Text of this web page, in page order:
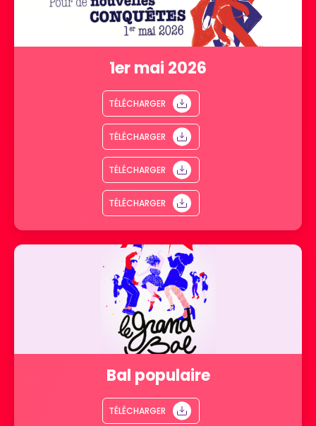
1er mai 2026
TÉLÉCHARGER
TÉLÉCHARGER
TÉLÉCHARGER
TÉLÉCHARGER
Bal populaire
TÉLÉCHARGER